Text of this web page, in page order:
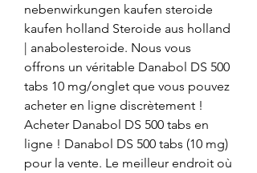
nebenwirkungen kaufen steroide
kaufen holland Steroide aus holland
| anabolesteroide. Nous vous
offrons un véritable Danabol DS 500
tabs 10 mg/onglet que vous pouvez
acheter en ligne discrètement !
Acheter Danabol DS 500 tabs en
ligne ! Danabol DS 500 tabs (10 mg)
pour la vente. Le meilleur endroit où